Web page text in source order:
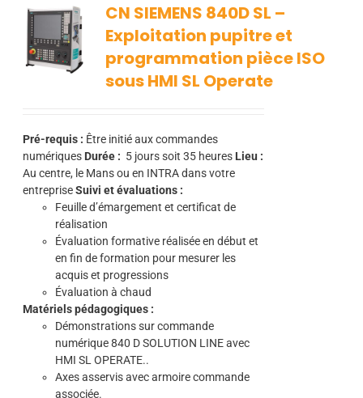
CN SIEMENS 840D SL –
Exploitation pupitre et
programmation pièce ISO
sous HMI SL Operate
Pré-requis : Être initié aux commandes
numériques Durée : 5 jours soit 35 heures Lieu :
Au centre, le Mans ou en INTRA dans votre
entrepriseSuivi et évaluations :
Feuille d’émargement et certificat de
réalisation
Évaluation formative réalisée en début et
en fin de formation pour mesurer les
acquis et progressions
Évaluation à chaud
Matériels pédagogiques :
Démonstrations sur commande
numérique 840 D SOLUTION LINE avec
HMI SL OPERATE..
Axes asservis avec armoire commande
associée.